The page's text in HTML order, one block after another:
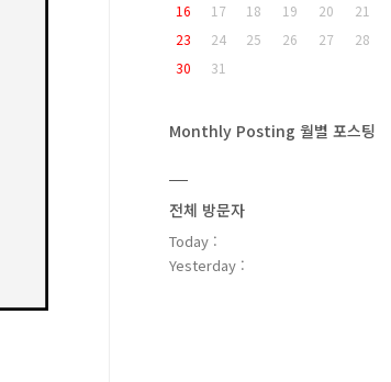
16
17 18 19 20 21
23
24 25 26 27 28
30
31
Monthly Posting 월별 포스팅
전체 방문자
Today :
Yesterday :